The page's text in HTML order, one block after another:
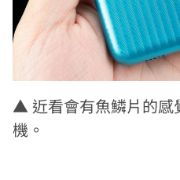
▲ 近看會有魚鱗片的
機。